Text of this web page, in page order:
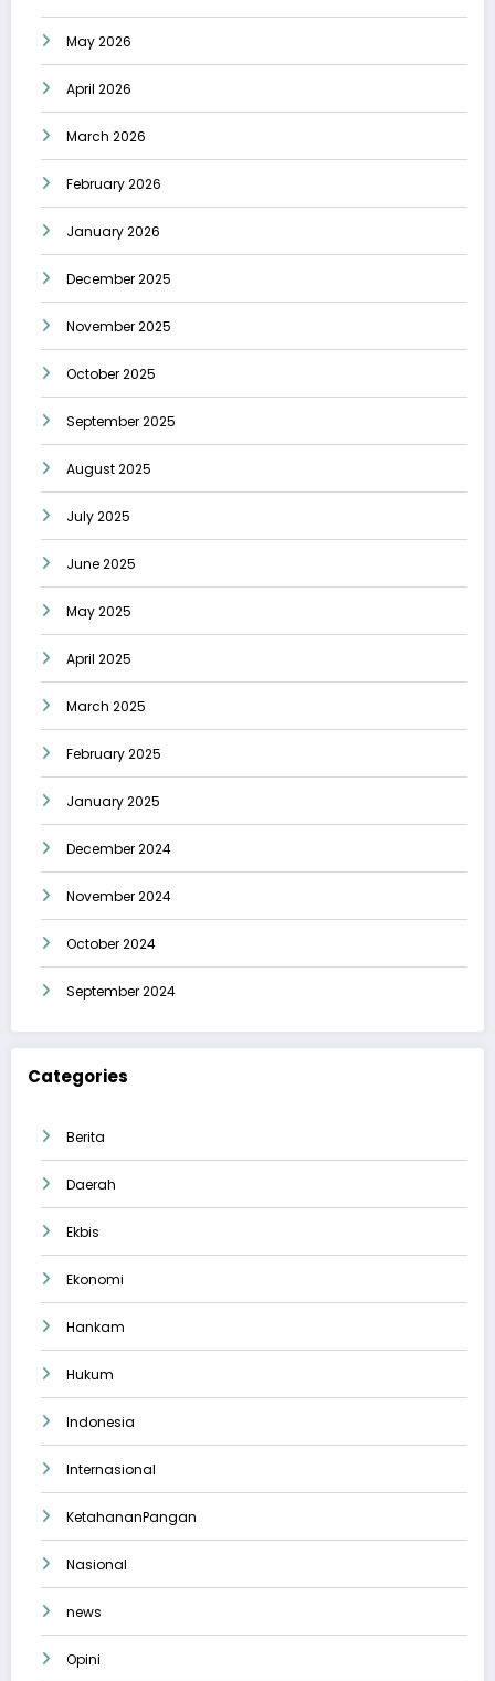
May 2026
April 2026
March 2026
February 2026
January 2026
December 2025
November 2025
October 2025
September 2025
August 2025
July 2025
June 2025
May 2025
April 2025
March 2025
February 2025
January 2025
December 2024
November 2024
October 2024
September 2024
Categories
Berita
Daerah
Ekbis
Ekonomi
Hankam
Hukum
Indonesia
Internasional
KetahananPangan
Nasional
news
Opini